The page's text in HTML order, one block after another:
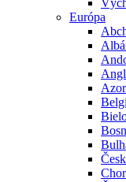
Európa